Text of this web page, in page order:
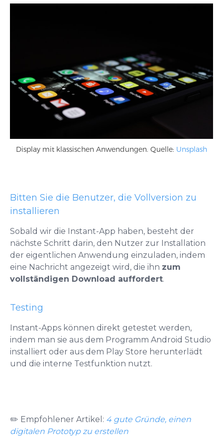
Display mit klassischen Anwendungen. Quelle: Unsplash
Bitten Sie die Benutzer, die Vollversion zu
installieren
Sobald wir die Instant-App haben, besteht der
nächste Schritt darin, den Nutzer zur Installation
der eigentlichen Anwendung einzuladen, indem
eine Nachricht angezeigt wird, die ihn zum
vollständigen Download auffordert.
Testing
Instant-Apps können direkt getestet werden,
indem man sie aus dem Programm Android Studio
installiert oder aus dem Play Store herunterlädt
und die interne Testfunktion nutzt.
✏️ Empfohlener Artikel: 4 gute Gründe, einen
digitalen Prototyp zu erstellen